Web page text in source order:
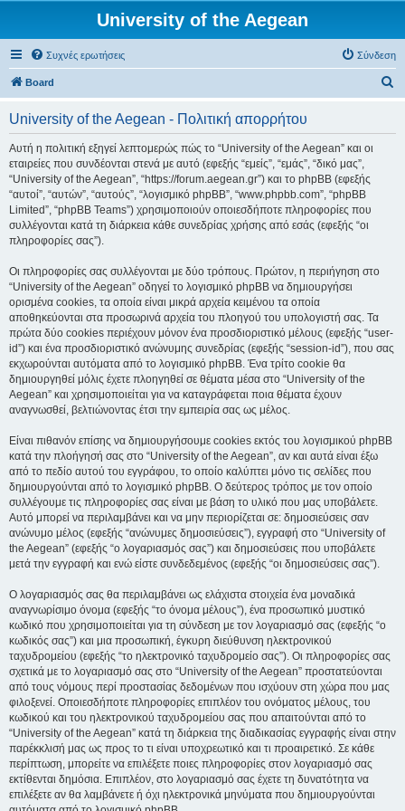
University of the Aegean
Συχνές ερωτήσεις Σύνδεση
Board
University of the Aegean - Πολιτική απορρήτου
Αυτή η πολιτική εξηγεί λεπτομερώς πώς το “University of the Aegean” και οι
εταιρείες που συνδέονται στενά με αυτό (εφεξής “εμείς”, “εμάς”, “δικό μας”,
“University of the Aegean”, “https://forum.aegean.gr”) και το phpBB (εφεξής
“αυτοί”, “αυτών”, “αυτούς”, “λογισμικό phpBB”, “www.phpbb.com”, “phpBB
Limited”, “phpBB Teams”) χρησιμοποιούν οποιεσδήποτε πληροφορίες που
συλλέγονται κατά τη διάρκεια κάθε συνεδρίας χρήσης από εσάς (εφεξής “οι
πληροφορίες σας”).
Οι πληροφορίες σας συλλέγονται με δύο τρόπους. Πρώτον, η περιήγηση στο
“University of the Aegean” οδηγεί το λογισμικό phpBB να δημιουργήσει
ορισμένα cookies, τα οποία είναι μικρά αρχεία κειμένου τα οποία
αποθηκεύονται στα προσωρινά αρχεία του πλοηγού του υπολογιστή σας. Τα
πρώτα δύο cookies περιέχουν μόνον ένα προσδιοριστικό μέλους (εφεξής “user-
id”) και ένα προσδιοριστικό ανώνυμης συνεδρίας (εφεξής “session-id”), που σας
εκχωρούνται αυτόματα από το λογισμικό phpBB. Ένα τρίτο cookie θα
δημιουργηθεί μόλις έχετε πλοηγηθεί σε θέματα μέσα στο “University of the
Aegean” και χρησιμοποιείται για να καταγράφεται ποια θέματα έχουν
αναγνωσθεί, βελτιώνοντας έτσι την εμπειρία σας ως μέλος.
Είναι πιθανόν επίσης να δημιουργήσουμε cookies εκτός του λογισμικού phpBB
κατά την πλοήγησή σας στο “University of the Aegean”, αν και αυτά είναι έξω
από το πεδίο αυτού του εγγράφου, το οποίο καλύπτει μόνο τις σελίδες που
δημιουργούνται από το λογισμικό phpBB. Ο δεύτερος τρόπος με τον οποίο
συλλέγουμε τις πληροφορίες σας είναι με βάση το υλικό που μας υποβάλετε.
Αυτό μπορεί να περιλαμβάνει και να μην περιορίζεται σε: δημοσιεύσεις σαν
ανώνυμο μέλος (εφεξής “ανώνυμες δημοσιεύσεις”), εγγραφή στο “University of
the Aegean” (εφεξής “ο λογαριασμός σας”) και δημοσιεύσεις που υποβάλετε
μετά την εγγραφή και ενώ είστε συνδεδεμένος (εφεξής “οι δημοσιεύσεις σας”).
Ο λογαριασμός σας θα περιλαμβάνει ως ελάχιστα στοιχεία ένα μοναδικά
αναγνωρίσιμο όνομα (εφεξής “το όνομα μέλους”), ένα προσωπικό μυστικό
κωδικό που χρησιμοποιείται για τη σύνδεση με τον λογαριασμό σας (εφεξής “ο
κωδικός σας”) και μια προσωπική, έγκυρη διεύθυνση ηλεκτρονικού
ταχυδρομείου (εφεξής “το ηλεκτρονικό ταχυδρομείο σας”). Οι πληροφορίες σας
σχετικά με το λογαριασμό σας στο “University of the Aegean” προστατεύονται
από τους νόμους περί προστασίας δεδομένων που ισχύουν στη χώρα που μας
φιλοξενεί. Οποιεσδήποτε πληροφορίες επιπλέον του ονόματος μέλους, του
κωδικού και του ηλεκτρονικού ταχυδρομείου σας που απαιτούνται από το
“University of the Aegean” κατά τη διάρκεια της διαδικασίας εγγραφής είναι στην
παρέκκλισή μας ως προς το τι είναι υποχρεωτικό και τι προαιρετικό. Σε κάθε
περίπτωση, μπορείτε να επιλέξετε ποιες πληροφορίες στον λογαριασμό σας
εκτίθενται δημόσια. Επιπλέον, στο λογαριασμό σας έχετε τη δυνατότητα να
επιλέξετε αν θα λαμβάνετε ή όχι ηλεκτρονικά μηνύματα που δημιουργούνται